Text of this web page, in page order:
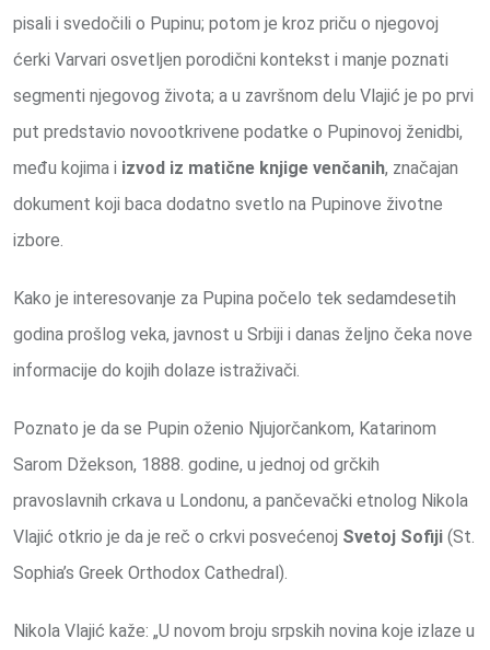
pisali i svedočili o Pupinu; potom je kroz priču o njegovoj
ćerki Varvari osvetljen porodični kontekst i manje poznati
segmenti njegovog života; a u završnom delu Vlajić je po prvi
put predstavio novootkrivene podatke o Pupinovoj ženidbi,
među kojima i izvod iz matične knjige venčanih, značajan
dokument koji baca dodatno svetlo na Pupinove životne
izbore.
Kako je interesovanje za Pupina počelo tek sedamdesetih
godina prošlog veka, javnost u Srbiji i danas željno čeka nove
informacije do kojih dolaze istraživači.
Poznato je da se Pupin oženio Njujorčankom, Katarinom
Sarom Džekson, 1888. godine, u jednoj od grčkih
pravoslavnih crkava u Londonu, a pančevački etnolog Nikola
Vlajić otkrio je da je reč o crkvi posvećenoj Svetoj Sofiji (St.
Sophia’s Greek Orthodox Cathedral).
Nikola Vlajić kaže: „U novom broju srpskih novina koje izlaze u